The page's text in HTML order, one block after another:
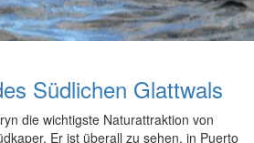
Südlichen Glattwals
die wichtigste Naturattraktion von
Er ist überall zu sehen, in Puerto